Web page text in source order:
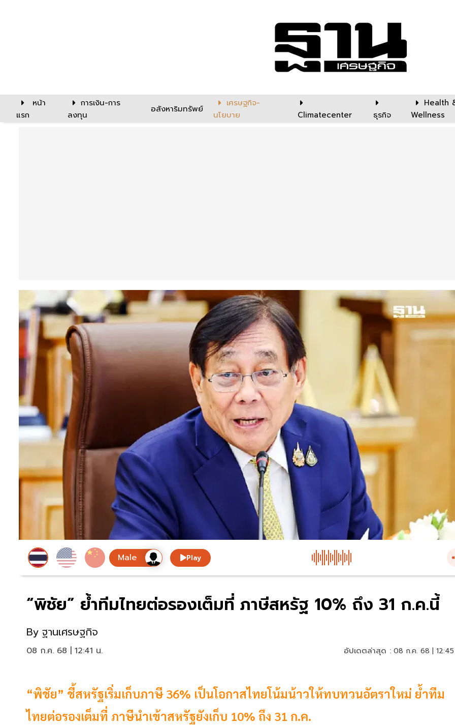
หน้า
แรก
การเงิน-การ
ลงทุน
อสังหาริมทรัพย์
เศรษฐกิจ-
นโยบาย
Climatecenter ธุรกิจ
Health
Wellness
Play
“พิชัย” ย้ำทีมไทยต่อรองเต็มที่ ภาษีสหรัฐ 10% ถึง 31 ก.ค.นี้
By ฐานเศรษฐกิจ
08 ก.ค. 68 | 12:41 น. อัปเดตล่าสุด : 08 ก.ค. 68 |
“พิชัย” ชี้สหรัฐเริ่มเก็บภาษี 36% เป็นโอกาสไทยโน้มน้าวให้ทบทวนอัตราใหม่ ย้ำทีม
ไทยต่อรองเต็มที่ ภาษีนำเข้าสหรัฐยังเก็บ 10% ถึง 31 ก.ค.